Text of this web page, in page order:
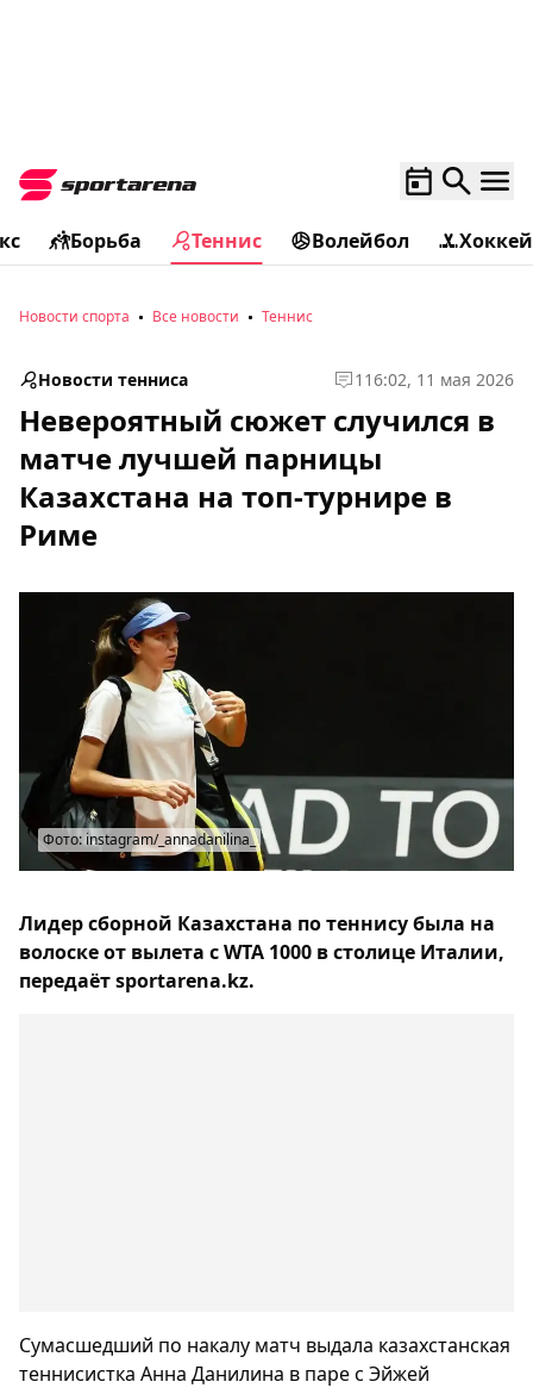
Борьба Теннис Волейбол Хоккей
Новости спорта Все новости Теннис
Новости тенниса 1 16:02, 11 мая 2026
Невероятный сюжет случился в
матче лучшей парницы
Казахстана на топ-турнире в
Риме
Фото: instagram/_annadanilina_
Лидер сборной Казахстана по теннису была на
волоске от вылета с WTA 1000 в столице Италии,
передаёт sportarena.kz.
Сумасшедший по накалу матч выдала казахстанская
теннисистка Анна Данилина в паре с Эйжей